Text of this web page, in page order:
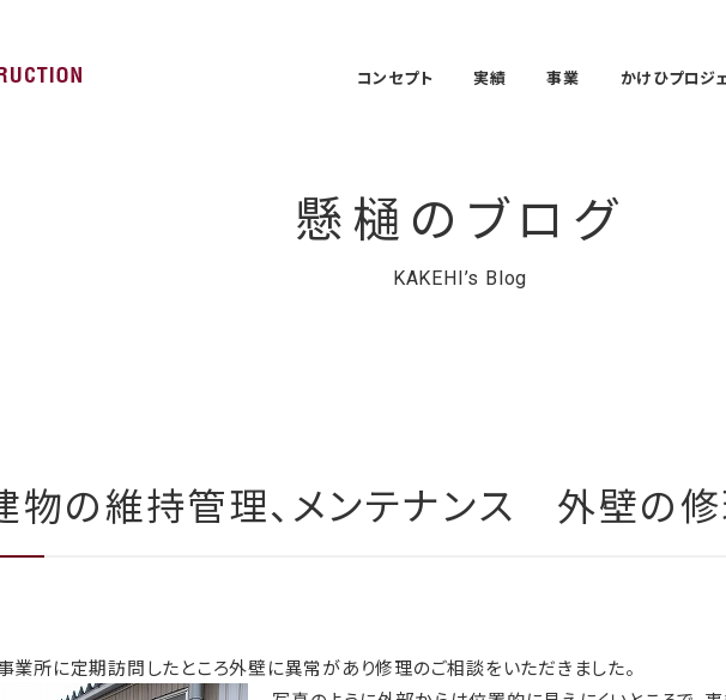
コンセプト 実績 事業 かけひプロジ
懸樋のブログ
KAKEHI’s Blog
物の維持管理、メンテナンス 外壁の修
業所に定期訪問したところ外壁に異常があり修理のご相談をいただきました。